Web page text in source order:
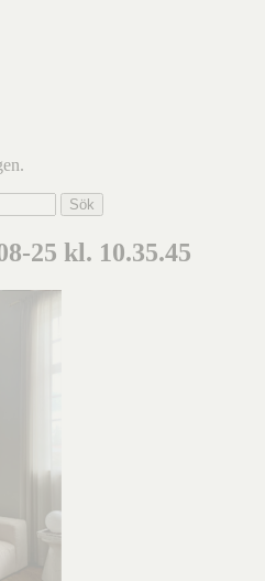
Sök
25 kl. 10.35.45